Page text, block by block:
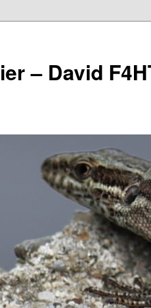
– David